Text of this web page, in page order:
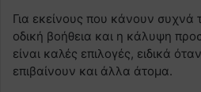
Για εκείνους που κάνουν συχνά
οδική βοήθεια και η κάλυψη
είναι καλές επιλογές, ειδικά
επιβαίνουν και άλλα άτομα.